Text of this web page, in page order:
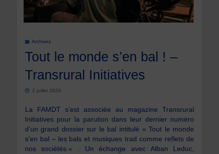
Archives
Tout le monde s’en bal ! –
Transrural Initiatives
2 juillet 2026
La FAMDT s’est associée au magazine Transrural
Initiatives pour la parution dans leur dernier numéro
d’un grand dossier sur le bal intitulé « Tout le monde
s’en bal – les bals et musiques trad comme reflets de
nos sociétés.« . Un échange avec Alban Leduc,